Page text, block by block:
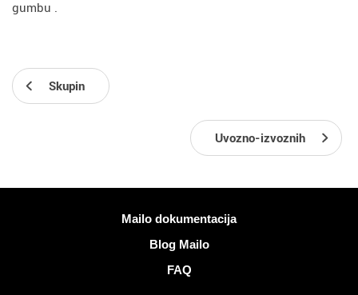
gumbu .
Skupin
Uvozno-izvoznih
Mailo dokumentacija
Blog Mailo
FAQ